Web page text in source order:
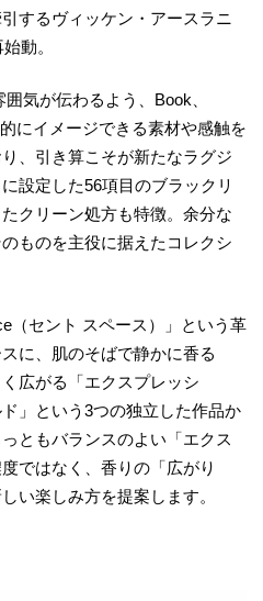
するヴィッケン・アースラニ
動。
気が伝わるよう、Book、
にイメージできる素材や感触を
、引き算こそが新たなラグジ
設定した56項目のブラックリ
クリーン処方も特徴。余分な
ものを主役に据えたコレクシ
（セント スペース）」という革
に、肌のそばで静かに香る
広がる「エクスプレッシ
」という3つの独立した作品か
ともバランスのよい「エクス
ではなく、香りの「広がり
い楽しみ方を提案します。